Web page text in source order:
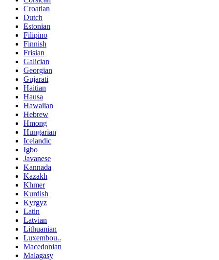
Croatian
Dutch
Estonian
Filipino
Finnish
Frisian
Galician
Georgian
Gujarati
Haitian
Hausa
Hawaiian
Hebrew
Hmong
Hungarian
Icelandic
Igbo
Javanese
Kannada
Kazakh
Khmer
Kurdish
Kyrgyz
Latin
Latvian
Lithuanian
Luxembou..
Macedonian
Malagasy